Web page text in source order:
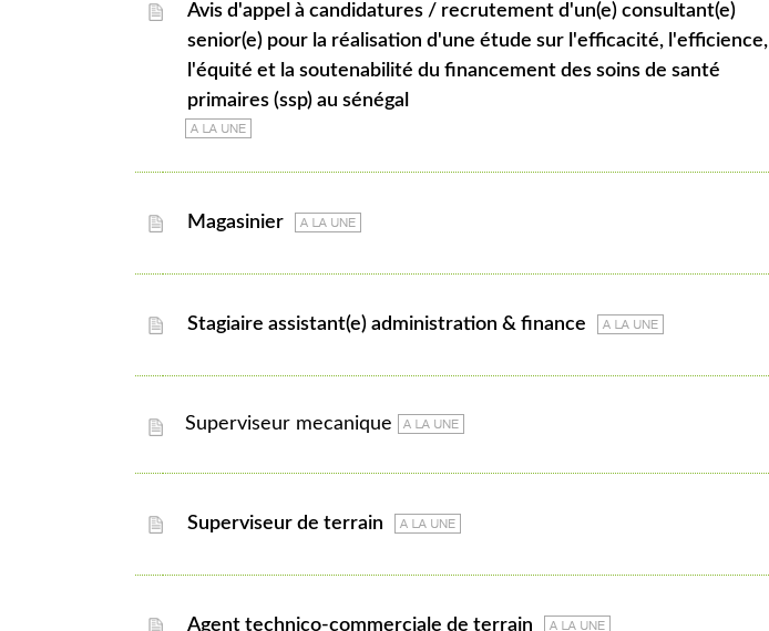
avis d'appel à candidatures / recrutement d'un(e) consultant(e)
senior(e) pour la réalisation d'une étude sur l'efficacité, l'efficience,
l'équité et la soutenabilité du financement des soins de santé
primaires (ssp) au sénégal
magasinier
stagiaire assistant(e) administration & finance
superviseur mecanique
superviseur de terrain
agent technico-commerciale de terrain